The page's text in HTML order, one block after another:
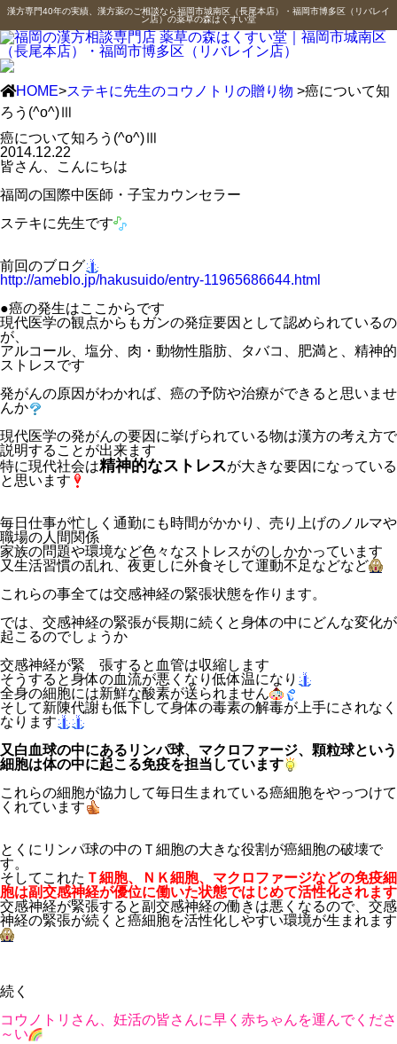
漢方専門40年の実績、漢方薬のご相談なら福岡市城南区（長尾本店）・福岡市博多区（リバレイ
ン店）の薬草の森はくすい堂
HOME>ステキに先生のコウノトリの贈り物 >癌について知
ろう(^o^)Ⅲ
癌について知ろう(^o^)Ⅲ
2014.12.22
皆さん、こんにちは
福岡の国際中医師・子宝カウンセラー
ステキに先生です
前回のブログ
http://ameblo.jp/hakusuido/entry-11965686644.html
●癌の発生はここからです
現代医学の観点からもガンの発症要因として認められているの
が、
アルコール、塩分、肉・動物性脂肪、タバコ、肥満と、精神的
ストレスです
発がんの原因がわかれば、癌の予防や治療ができると思いませ
んか
現代医学の発がんの要因に挙げられている物は漢方の考え方で
説明することが出来ます
特に現代社会は精神的なストレスが大きな要因になっている
と思います
毎日仕事が忙しく通勤にも時間がかかり、売り上げのノルマや
職場の人間関係
家族の問題や環境など色々なストレスがのしかかっています
又生活習慣の乱れ、夜更しに外食そして運動不足などなど
これらの事全ては交感神経の緊張状態を作ります。
では、交感神経の緊張が長期に続くと身体の中にどんな変化が
起こるのでしょうか
交感神経が緊
張すると血管は収縮します
そうすると身体の血流が悪くなり低体温になり
全身の細胞には新鮮な酸素が送られません
そして新陳代謝も低下して身体の毒素の解毒が上手にされなく
なります
又白血球の中にあるリンパ球、マクロファージ、顆粒球という
細胞は体の中に起こる免疫を担当しています
これらの細胞が協力して毎日生まれている癌細胞をやっつけて
くれています
とくにリンパ球の中のＴ細胞の大きな役割が癌細胞の破壊で
す。
そしてこれた Ｔ細胞、ＮＫ細胞、マクロファージなどの免疫細
胞は副交感神経が優位に働いた状態ではじめて活性化されます
交感神経が緊張すると副交感神経の働きは悪くなるので、交感
神経の緊張が続くと癌細胞を活性化しやすい環境が生まれます
続く
コウノトリさん、妊活の皆さんに早く赤ちゃんを運んでくださ
～い